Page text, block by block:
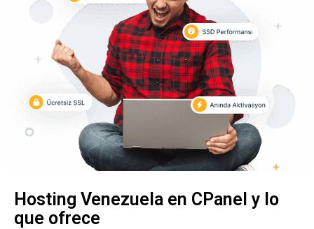
Hosting Venezuela en CPanel y lo
que ofrece